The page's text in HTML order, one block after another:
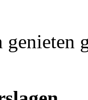
genieten